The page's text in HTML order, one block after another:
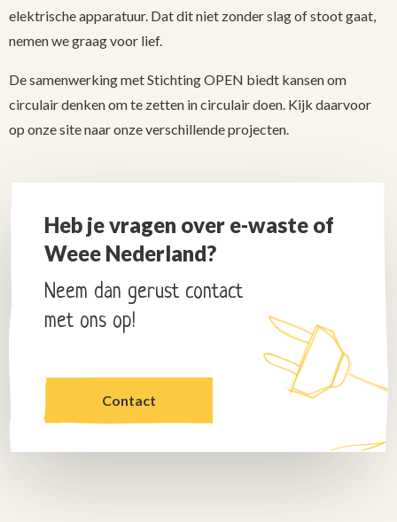
elektrische apparatuur. Dat dit niet zonder slag of stoot gaat,
nemen we graag voor lief.
De samenwerking met Stichting OPEN biedt kansen om
circulair denken om te zetten in circulair doen. Kijk daarvoor
op onze site naar onze verschillende projecten.
Heb je vragen over e-waste of
Weee Nederland?
Neem dan gerust contact
met ons op!
Contact